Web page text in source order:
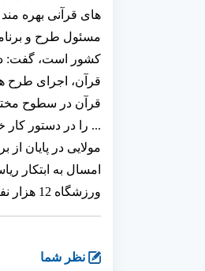
های قرآنی بهره
مسئول طرح و
کشور است، گفت: در
قرآن، اجرای طرح
قرآن در سطوح
... را در دستور کار
مولایی در پایان از
امسال به ابتکار
ورزشگاه 12 هزار نفری آزادی خواهیم بود.
نظر شما